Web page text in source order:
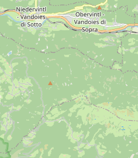
Mittelalter 16. Jahrhundert
Raschötz Seiser Alm